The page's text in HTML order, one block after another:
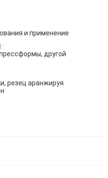
и применение
другой
резец аранжируя